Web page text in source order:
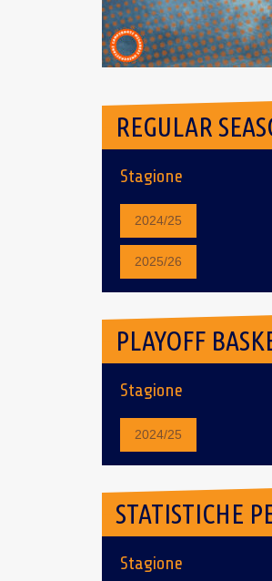
REGULAR
Stagione
2024/25
2025/26
PLAYOFF
Stagione
2024/25
STATISTICHE
Stagione